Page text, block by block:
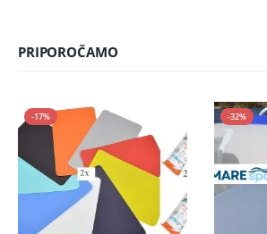
PRIPOROČAMO
-17% -32%